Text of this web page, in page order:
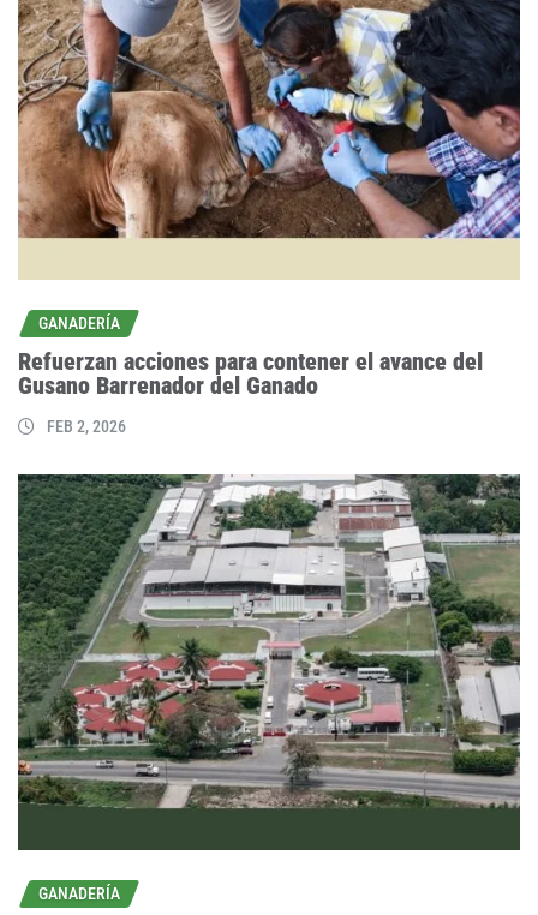
GANADERÍA
Refuerzan acciones para contener el avance del
Gusano Barrenador del Ganado
FEB 2, 2026
GANADERÍA